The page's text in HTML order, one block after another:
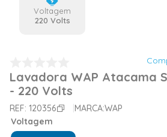
Voltagem
220 Volts
Lavadora WAP Atacama
- 220 Volts
REF: 120356 MARCA:WAP
Voltagem